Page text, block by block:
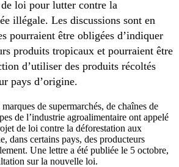
loi pour lutter contre la
illégale. Les discussions sont en
pourraient être obligées d’indiquer
produits tropicaux et pourraient être
d’utiliser des produits récoltés
pays d’origine.
de supermarchés, de chaînes de
de l’industrie agroalimentaire ont appelé
de loi contre la déforestation aux
dans certains pays, des producteurs
Une lettre a été publiée le 5 octobre,
sur la nouvelle loi.